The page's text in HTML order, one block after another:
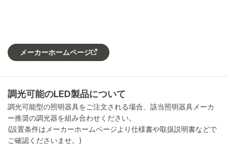
メーカーホームページ
調光可能のLED製品について
調光可能型の照明器具をご注文される場合、該当照明器具メーカ
ー推奨の調光器を組み合わせください。
(設置条件はメーカーホームページより仕様書や取扱説明書などで
ご確認くださいませ。)